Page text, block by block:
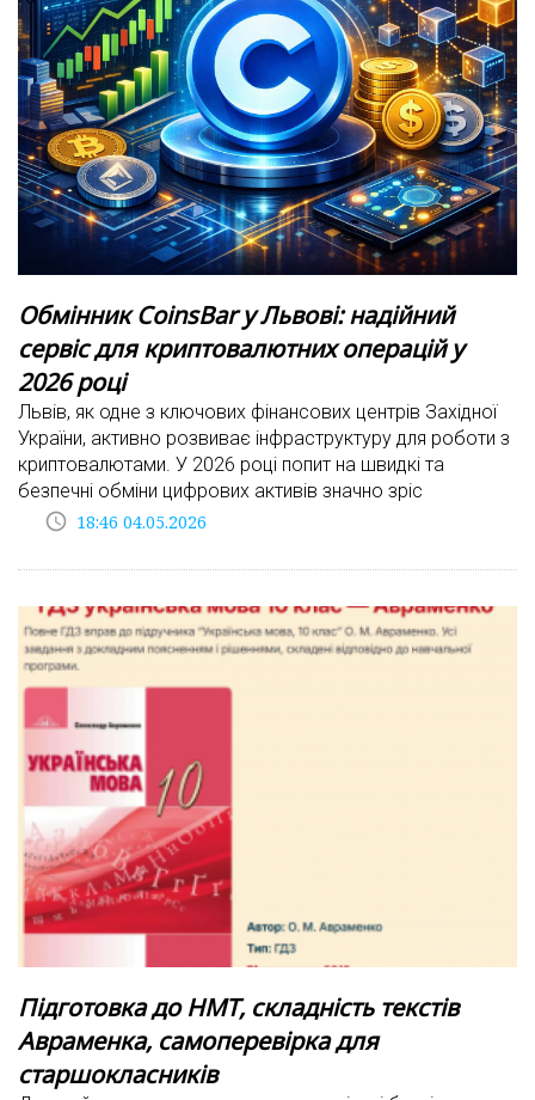
Обмінник CoinsBar у Львові: надійний
сервіс для криптовалютних операцій у
2026 році
Львів, як одне з ключових фінансових центрів Західної
України, активно розвиває інфраструктуру для роботи з
криптовалютами. У 2026 році попит на швидкі та
безпечні обміни цифрових активів значно зріс
access_time 18:46 04.05.2026
Підготовка до НМТ, складність текстів
Авраменка, самоперевірка для
старшокласників